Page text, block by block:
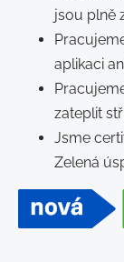
jsou plně
aplikaci
zateplit
Jsme
Zelená